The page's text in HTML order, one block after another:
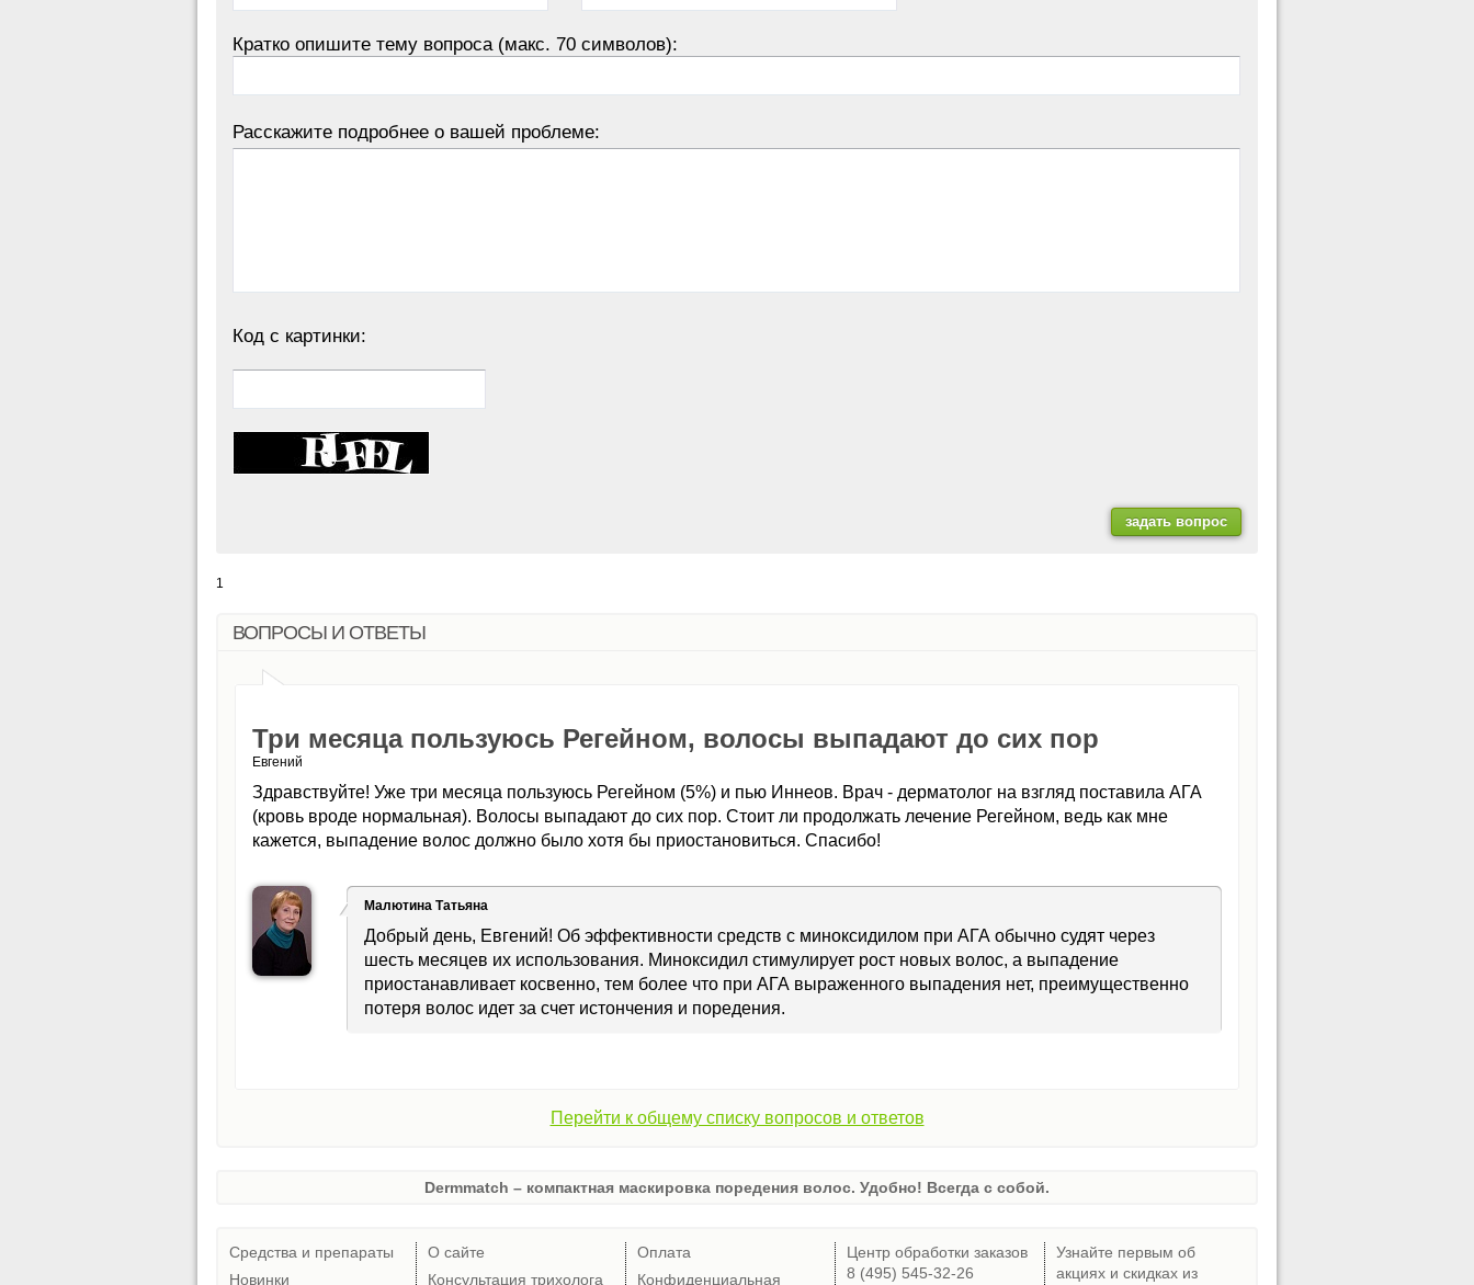
Кратко опишите тему вопроса (макс. 70 символов):
Расскажите подробнее о вашей проблеме:
Код с картинки:
1
ВОПРОСЫ И ОТВЕТЫ
Три месяца пользуюсь Регейном, волосы выпадают до сих пор
Евгений
Здравствуйте! Уже три месяца пользуюсь Регейном (5%) и пью Иннеов. Врач - дерматолог на взгляд поставила АГА
(кровь вроде нормальная). Волосы выпадают до сих пор. Стоит ли продолжать лечение Регейном, ведь как мне
кажется, выпадение волос должно было хотя бы приостановиться. Спасибо!
Малютина Татьяна
Добрый день, Евгений! Об эффективности средств с миноксидилом при АГА обычно судят через
шесть месяцев их использования. Миноксидил стимулирует рост новых волос, а выпадение
приостанавливает косвенно, тем более что при АГА выраженного выпадения нет, преимущественно
потеря волос идет за счет истончения и поредения.
Перейти к общему списку вопросов и ответов
Dermmatch – компактная маскировка поредения волос. Удобно! Всегда с собой.
Средства и препараты
Новинки
О сайте
Консультация трихолога
Оплата
Конфиденциальная
Центр обработки заказов
8 (495) 545-32-26
Узнайте первым об
акциях и скидках из